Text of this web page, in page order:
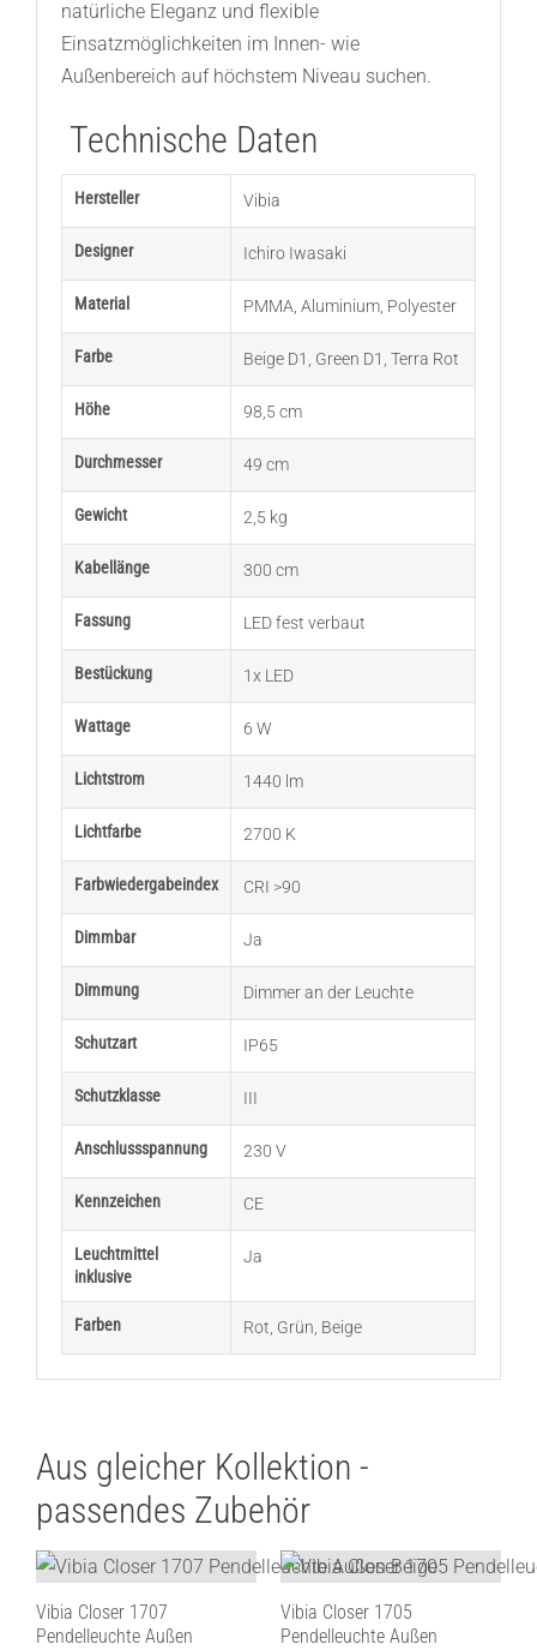
natürliche Eleganz und flexible
Einsatzmöglichkeiten im Innen- wie
Außenbereich auf höchstem Niveau suchen.
Technische Daten
Hersteller Vibia
Designer Ichiro Iwasaki
Material PMMA, Aluminium, Polyester
Farbe Beige D1 , Green D1 , Terra Rot
Höhe 98,5 cm
Durchmesser 49 cm
Gewicht 2,5 kg
Kabellänge 300 cm
Fassung LED fest verbaut
Bestückung 1x LED
Wattage 6 W
Lichtstrom 1440 lm
Lichtfarbe 2700 K
Farbwiedergabeindex CRI >90
Dimmbar Ja
Dimmung Dimmer an der Leuchte
Schutzart IP65
Schutzklasse III
Anschlussspannung 230 V
Kennzeichen CE
Leuchtmittel
inklusive
Ja
Farben Rot, Grün, Beige
Aus gleicher Kollektion -
passendes Zubehör
Vibia Closer 1707
Pendelleuchte Außen
Vibia Closer 1705
Pendelleuchte Außen